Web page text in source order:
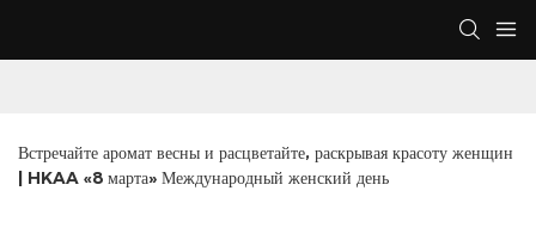
Встречайте аромат весны и расцветайте, раскрывая красоту женщин
| HKAA «8 марта» Международный женский день